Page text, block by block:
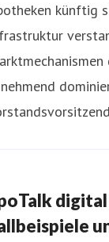
künftig